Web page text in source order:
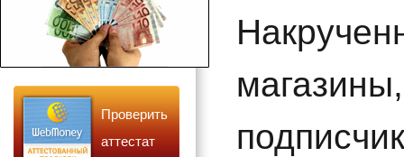
Проверить
аттестат